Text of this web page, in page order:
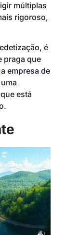
múltiplas
rigoroso,
é
praga que
empresa de
está